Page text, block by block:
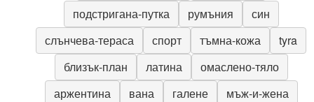
подстригана-путка
румъния
син
слънчева-тераса
спорт тъмна-кожа
tyra
близък-план
латина
омаслено-тяло
аржентина
вана галене
мъж-и-жена